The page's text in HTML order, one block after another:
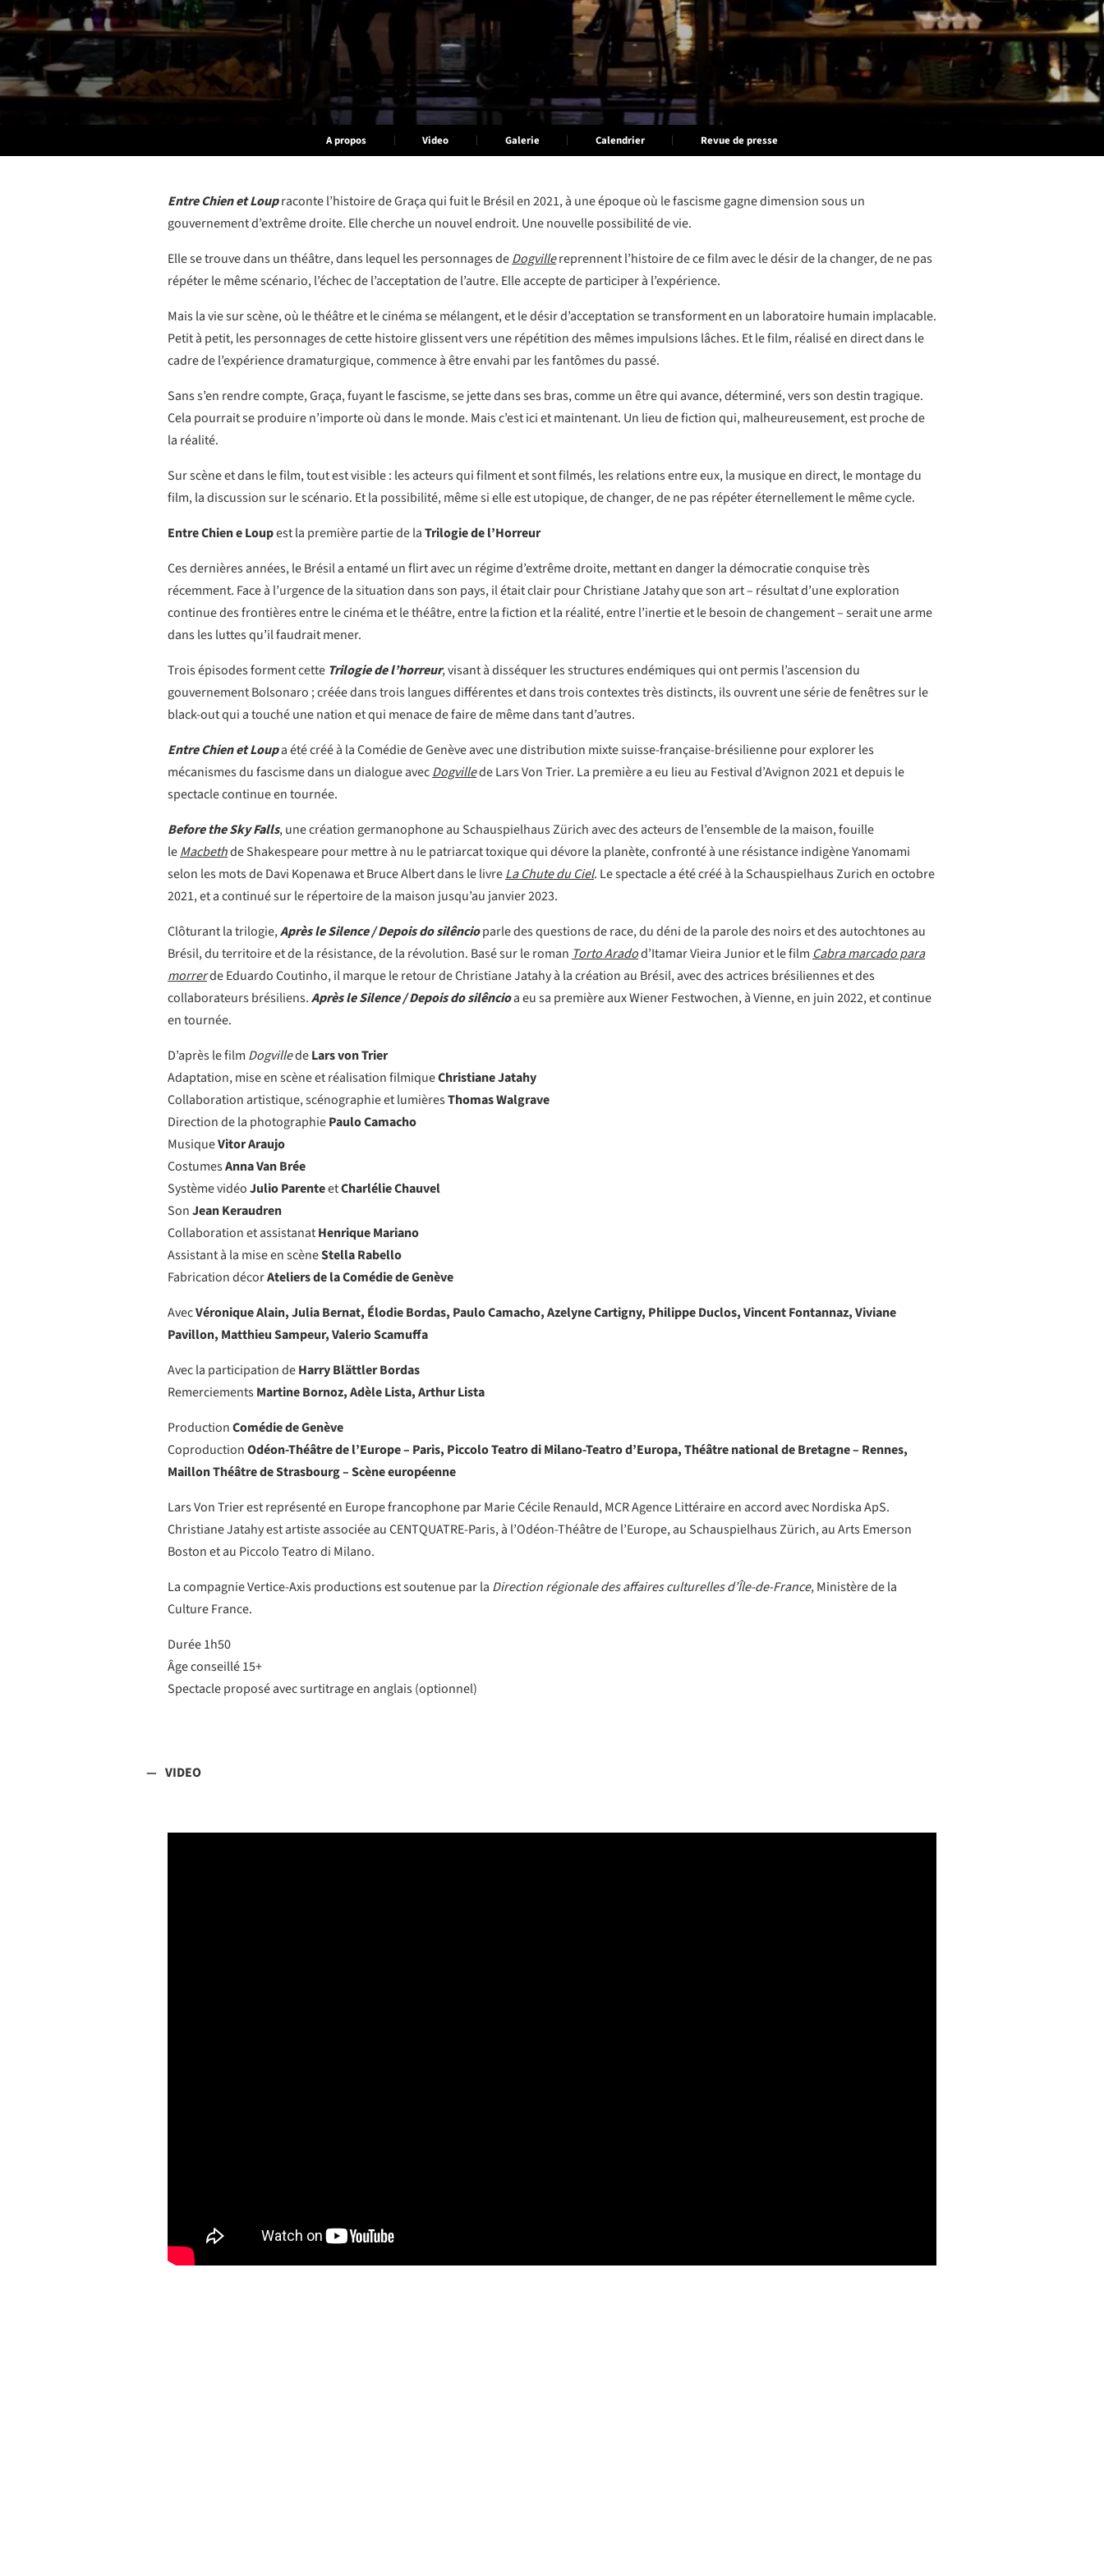
A propos Video Galerie Calendrier Revue de presse
Entre Chien et Loupraconte l’histoire de Graça qui fuit le Brésil en 2021, à une époque où le fascisme gagne dimension sous un
gouvernement d’extrême droite. Elle cherche un nouvel endroit. Une nouvelle possibilité de vie.
Elle se trouve dans un théâtre, dans lequel les personnages deDogvillereprennent l’histoire de ce film avec le désir de la changer, de ne pas
répéter le même scénario, l’échec de l’acceptation de l’autre. Elle accepte de participer à l’expérience.
Mais la vie sur scène, où le théâtre et le cinéma se mélangent, et le désir d’acceptation se transforment en un laboratoire humain implacable.
Petit à petit, les personnages de cette histoire glissent vers une répétition des mêmes impulsions lâches. Et le film, réalisé en direct dans le
cadre de l’expérience dramaturgique, commence à être envahi par les fantômes du passé.
Sans s’en rendre compte, Graça, fuyant le fascisme, se jette dans ses bras, comme un être qui avance, déterminé, vers son destin tragique.
Cela pourrait se produire n’importe où dans le monde. Mais c’est ici et maintenant. Un lieu de fiction qui, malheureusement, est proche de
la réalité.
Sur scène et dans le film, tout est visible : les acteurs qui filment et sont filmés, les relations entre eux, la musique en direct, le montage du
film, la discussion sur le scénario. Et la possibilité, même si elle est utopique, de changer, de ne pas répéter éternellement le même cycle.
Entre Chien e Loupest la première partie de laTrilogie de l’Horreur
Ces dernières années, le Brésil a entamé un flirt avec un régime d’extrême droite, mettant en danger la démocratie conquise très
récemment. Face à l’urgence de la situation dans son pays, il était clair pour Christiane Jatahy que son art – résultat d’une exploration
continue des frontières entre le cinéma et le théâtre, entre la fiction et la réalité, entre l’inertie et le besoin de changement – serait une arme
dans les luttes qu’il faudrait mener.
Trois épisodes forment cette Trilogie de l’horreur, visant à disséquer les structures endémiques qui ont permis l’ascension du
gouvernement Bolsonaro ; créée dans trois langues différentes et dans trois contextes très distincts, ils ouvrent une série de fenêtres sur le
black-out qui a touché une nation et qui menace de faire de même dans tant d’autres.
Entre Chien et Loupa été créé à la Comédie de Genève avec une distribution mixte suisse-française-brésilienne pour explorer les
mécanismes du fascisme dans un dialogue avecDogvillede Lars Von Trier. La première a eu lieu au Festival d’Avignon 2021 et depuis le
spectacle continue en tournée.
Before the Sky Falls, une création germanophone au Schauspielhaus Zürich avec des acteurs de l’ensemble de la maison, fouille
leMacbethde Shakespeare pour mettre à nu le patriarcat toxique qui dévore la planète, confronté à une résistance indigène Yanomami
selon les mots de Davi Kopenawa et Bruce Albert dans le livreLa Chute du Ciel. Le spectacle a été créé à la Schauspielhaus Zurich en octobre
2021, et a continué sur le répertoire de la maison jusqu’au janvier 2023.
Clôturant la trilogie,Après le Silence / Depois do silêncioparle des questions de race, du déni de la parole des noirs et des autochtones au
Brésil, du territoire et de la résistance, de la révolution. Basé sur le roman Torto Aradod’Itamar Vieira Junior et le film Cabra marcado para
morrerde Eduardo Coutinho, il marque le retour de Christiane Jatahy à la création au Brésil, avec des actrices brésiliennes et des
collaborateurs brésiliens.Après le Silence / Depois do silêncioa eu sa première aux Wiener Festwochen, à Vienne, en juin 2022, et continue
en tournée.
D’après le film DogvilledeLars von Trier
Adaptation, mise en scène et réalisation filmiqueChristiane Jatahy
Collaboration artistique, scénographie et lumièresThomas Walgrave
Direction de la photographiePaulo Camacho
MusiqueVitor Araujo
CostumesAnna Van Brée
Système vidéoJulio ParenteetCharlélie Chauvel
SonJean Keraudren
Collaboration et assistanatHenrique Mariano
Assistant à la mise en scèneStella Rabello
Fabrication décorAteliers de la Comédie de Genève
AvecVéronique Alain, Julia Bernat, Élodie Bordas, Paulo Camacho, Azelyne Cartigny, Philippe Duclos,Vincent Fontannaz, Viviane
Pavillon, Matthieu Sampeur, Valerio Scamuffa
Avec la participation deHarry Blättler Bordas
RemerciementsMartine Bornoz, Adèle Lista, Arthur Lista
ProductionComédie de Genève
CoproductionOdéon-Théâtre de l’Europe – Paris, Piccolo Teatro di Milano-Teatro d’Europa, Théâtre national de Bretagne – Rennes,
Maillon Théâtre de Strasbourg – Scène européenne
Lars Von Trier est représenté en Europe francophone par Marie Cécile Renauld, MCR Agence Littéraire en accord avec Nordiska ApS.
Christiane Jatahy est artiste associée au CENTQUATRE-Paris, à l’Odéon-Théâtre de l’Europe, au Schauspielhaus Zürich, au Arts Emerson
Boston et au Piccolo Teatro di Milano.
La compagnie Vertice-Axis productions est soutenue par la Direction régionale des affaires culturelles d’Île-de-France, Ministère de la
Culture France.
Durée 1h50
Âge conseillé 15+
Spectacle proposé avec surtitrage en anglais (optionnel)
VIDEO